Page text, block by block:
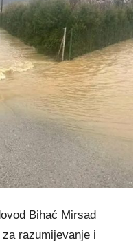
Bihać Mirsad
razumijevanje i